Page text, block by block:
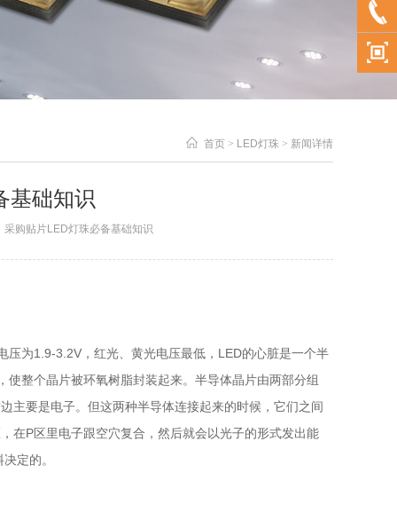
首页 > LED灯珠 > 新闻详情
基础知识
贴片LED灯珠必备基础知识
压为1.9-3.2V，红光、黄光电压最低，LED的心脏是一个半
整个晶片被环氧树脂封装起来。半导体晶片由两部分组
主要是电子。但这两种半导体连接起来的时候，它们之间
在P区里电子跟空穴复合，然后就会以光子的形式发出能
定的。